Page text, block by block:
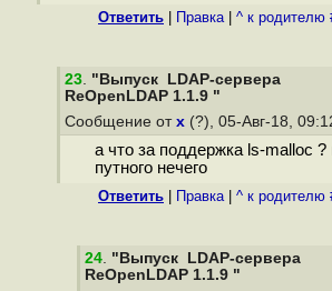
Ответить Правка| ^ к родителю
23. "Выпуск LDAP-сервера
ReOpenLDAP 1.1.9 "
Сообщение от x (?), 05-Авг-18,
а что за поддержка ls-malloc ?
путного нечего
Ответить Правка| ^ к родителю
24. "Выпуск LDAP-сервера
ReOpenLDAP 1.1.9 "